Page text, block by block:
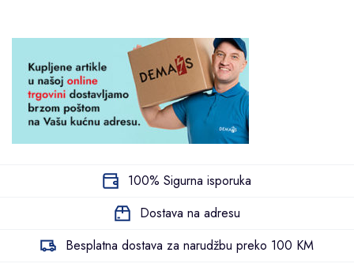
100% Sigurna isporuka
Dostava na adresu
Besplatna dostava za narudžbu preko 100 KM